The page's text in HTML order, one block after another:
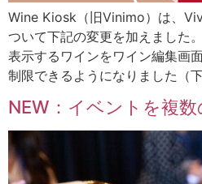
Wine Kiosk（旧Vinimo）は、
ついて下記の変更を加えました
表示するワインをワイン編集画
制限できるようになりました（
NEW：イベントを複